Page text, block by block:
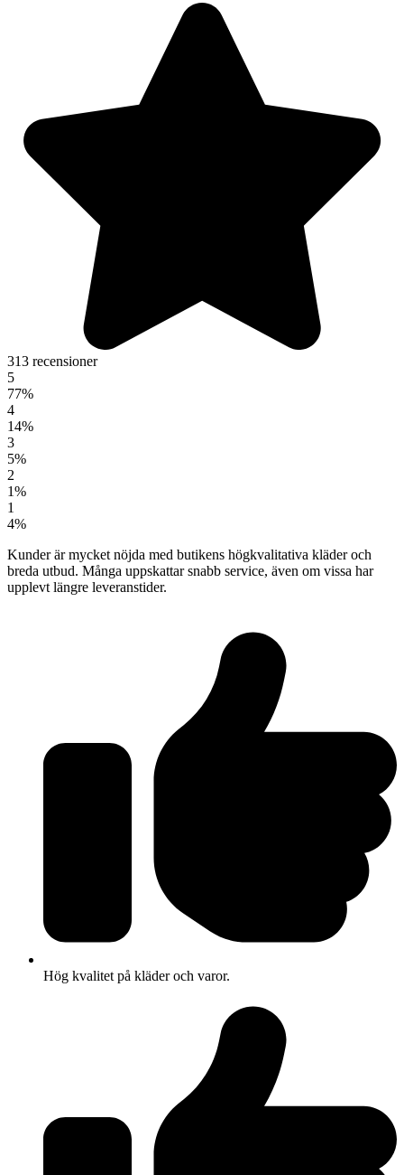
313 recensioner
5
77%
4
14%
3
5%
2
1%
1
4%
Kunder är mycket nöjda med butikens högkvalitativa kläder och
breda utbud. Många uppskattar snabb service, även om vissa har
upplevt längre leveranstider.
Hög kvalitet på kläder och varor.